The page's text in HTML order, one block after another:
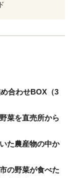
合わせBOX（3
菜を直売所から
た農産物の中か
の野菜が食べた